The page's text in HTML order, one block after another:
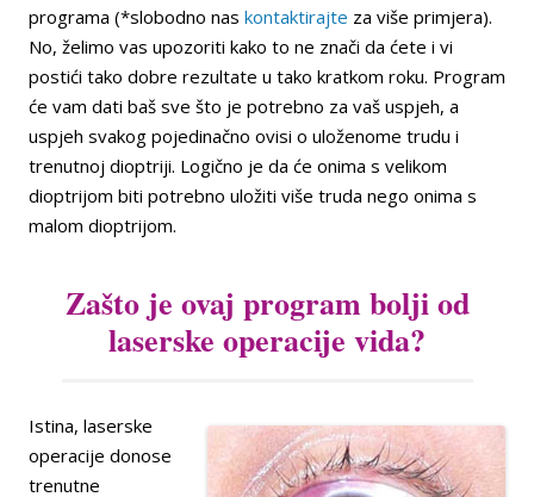
programa (*slobodno nas kontaktirajte za više primjera).
No, želimo vas upozoriti kako to ne znači da ćete i vi
postići tako dobre rezultate u tako kratkom roku. Program
će vam dati baš sve što je potrebno za vaš uspjeh, a
uspjeh svakog pojedinačno ovisi o uloženome trudu i
trenutnoj dioptriji. Logično je da će onima s velikom
dioptrijom biti potrebno uložiti više truda nego onima s
malom dioptrijom.
Zašto je ovaj program bolji od
laserske operacije vida?
Istina, laserske
operacije donose
trenutne